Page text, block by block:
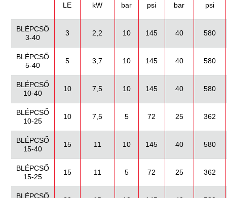
LE kW bar psi bar psi
BLÉPCSŐ
3-40
3 2,2 10 145 40 580
BLÉPCSŐ
5-40
5 3,7 10 145 40 580
BLÉPCSŐ
10-40
10 7,5 10 145 40 580
BLÉPCSŐ
10-25
10 7,5 5 72 25 362
BLÉPCSŐ
15-40
15 11 10 145 40 580
BLÉPCSŐ
15-25
15 11 5 72 25 362
BLÉPCSŐ